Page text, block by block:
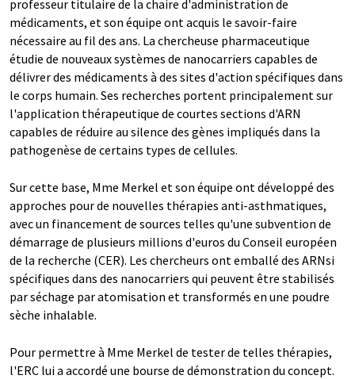
professeur titulaire de la chaire d'administration de
médicaments, et son équipe ont acquis le savoir-faire
nécessaire au fil des ans. La chercheuse pharmaceutique
étudie de nouveaux systèmes de nanocarriers capables de
délivrer des médicaments à des sites d'action spécifiques dans
le corps humain. Ses recherches portent principalement sur
l'application thérapeutique de courtes sections d'ARN
capables de réduire au silence des gènes impliqués dans la
pathogenèse de certains types de cellules.
Sur cette base, Mme Merkel et son équipe ont développé des
approches pour de nouvelles thérapies anti-asthmatiques,
avec un financement de sources telles qu'une subvention de
démarrage de plusieurs millions d'euros du Conseil européen
de la recherche (CER). Les chercheurs ont emballé des ARNsi
spécifiques dans des nanocarriers qui peuvent être stabilisés
par séchage par atomisation et transformés en une poudre
sèche inhalable.
Pour permettre à Mme Merkel de tester de telles thérapies,
l'ERC lui a accordé une bourse de démonstration du concept.